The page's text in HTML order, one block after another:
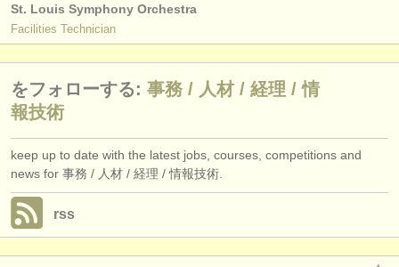
St. Louis Symphony Orchestra
Facilities Technician
をフォローする: 事務 / 人材 / 経理 / 情
報技術
keep up to date with the latest jobs, courses, competitions and
news for 事務 / 人材 / 経理 / 情報技術.
rss